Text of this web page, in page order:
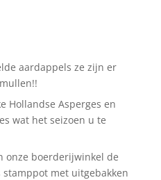
aardappels ze zijn er
Hollandse Asperges en
wat het seizoen u te
onze boerderijwinkel de
stamppot met uitgebakken